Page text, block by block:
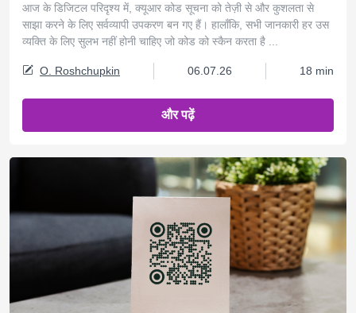
आज के डिजिटल परिदृश्य में, क्यूआर कोड सूचना को तेज़ी से और कुशलता से
साझा करने के लिए सर्वव्यापी उपकरण बन गए हैं। हालाँकि, सभी जानकारी हर उस
व्यक्ति के लिए सुलभ नहीं होनी चाहिए जो कोड को स्कैन करता है ...
O. Roshchupkin 06.07.26 18 min
और पढ़ें